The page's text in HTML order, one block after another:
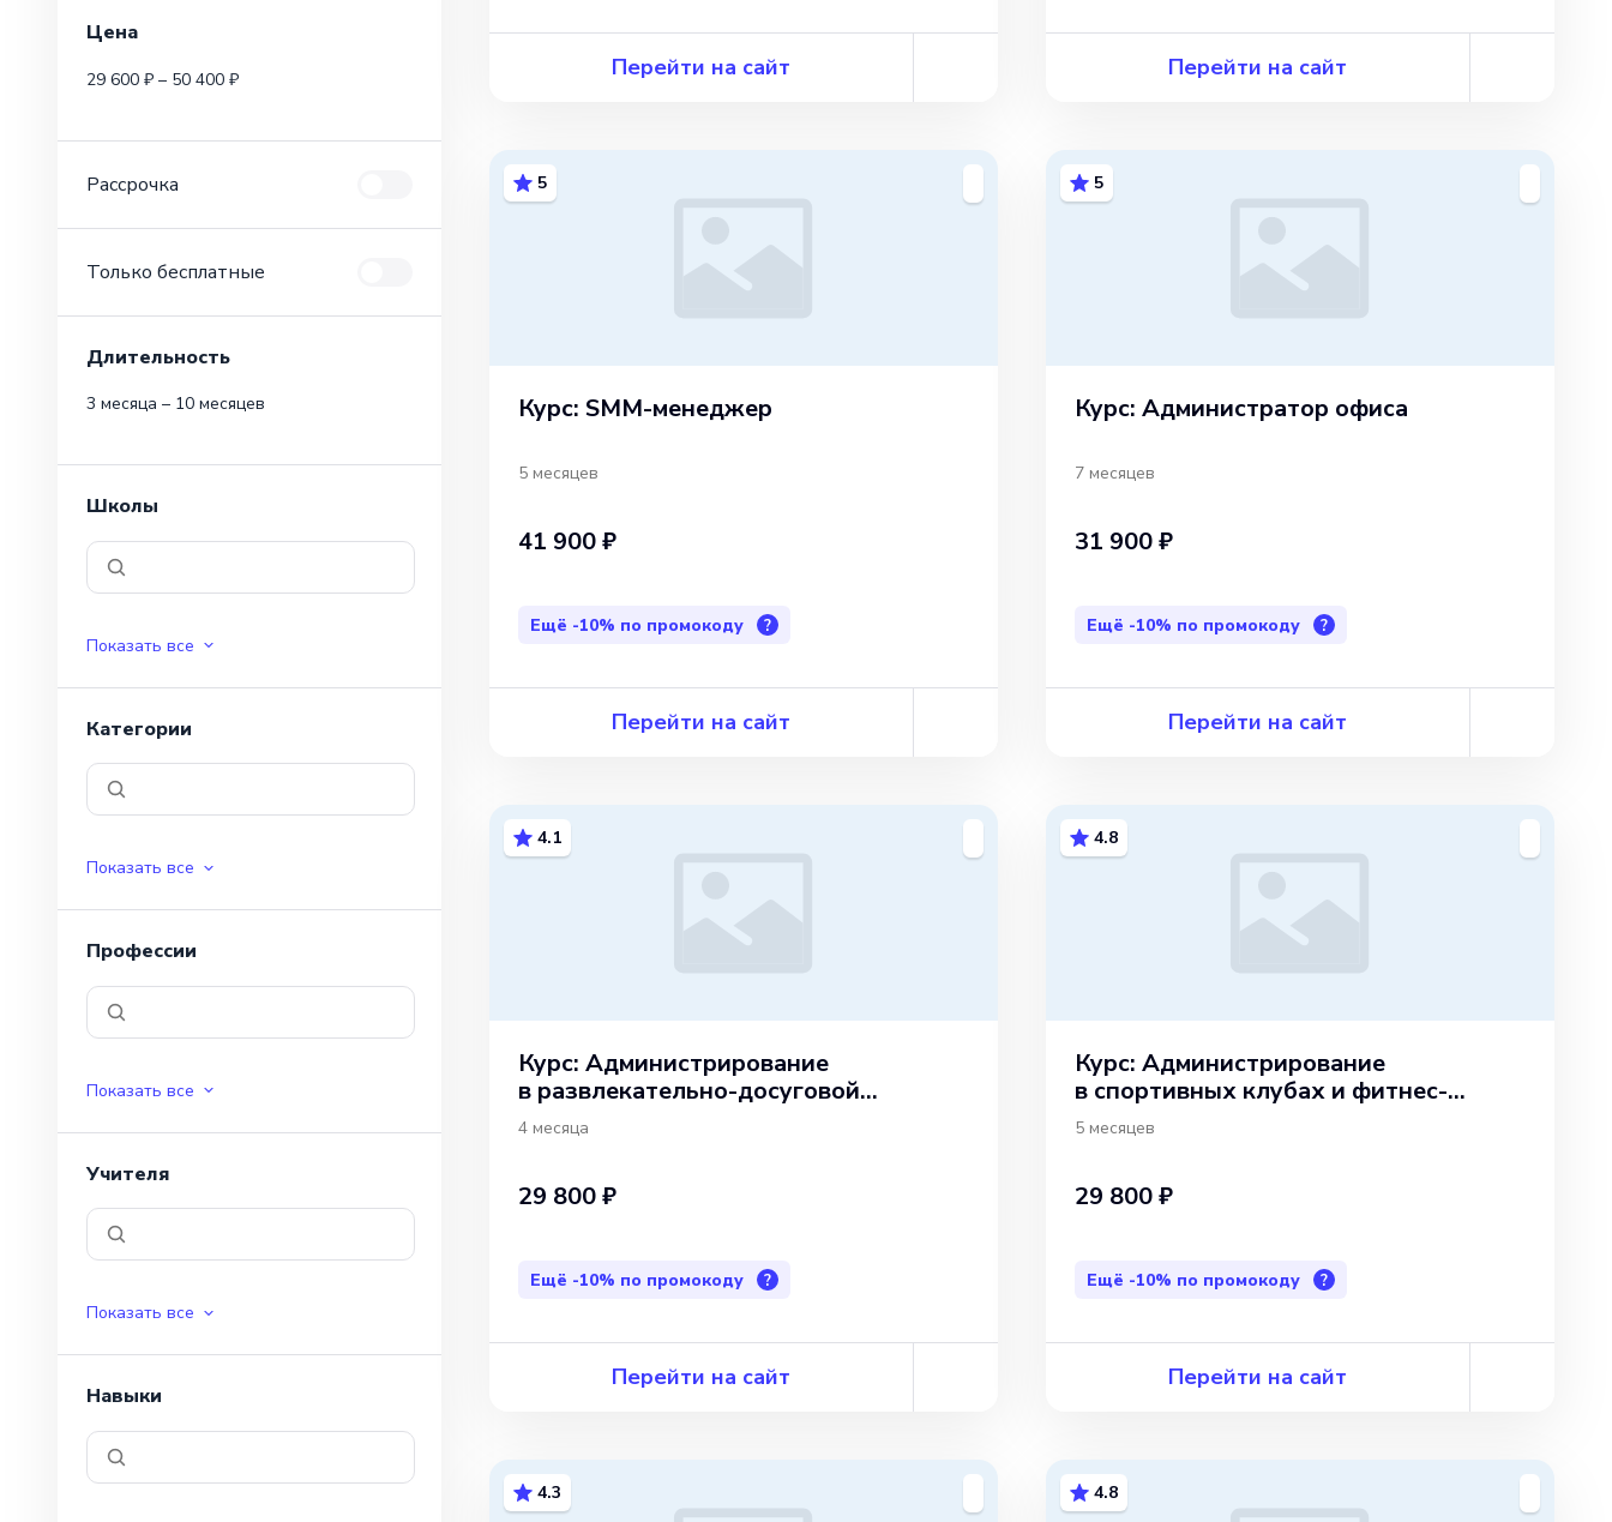
Перейти на сайт Перейти на сайт
5
Курс: SMM-менеджер
5 месяцев
41 900 ₽
Ещё -10% по промокоду ?
Перейти на сайт
5
Курс: Администратор офиса
7 месяцев
31 900 ₽
Ещё -10% по промокоду ?
Перейти на сайт
4.1
Курс: Администрирование
в развлекательно-досуговой
организации
4 месяца
29 800 ₽
Ещё -10% по промокоду ?
Перейти на сайт
4.8
Курс: Администрирование
в спортивных клубах и фитнес-
центрах
5 месяцев
29 800 ₽
Ещё -10% по промокоду ?
Перейти на сайт
4.3 4.8
Цена
29 600 ₽ – 50 400 ₽
Рассрочка
Только бесплатные
Длительность
3 месяца – 10 месяцев
Школы
Показать все
Категории
Показать все
Профессии
Показать все
Учителя
Показать все
Навыки